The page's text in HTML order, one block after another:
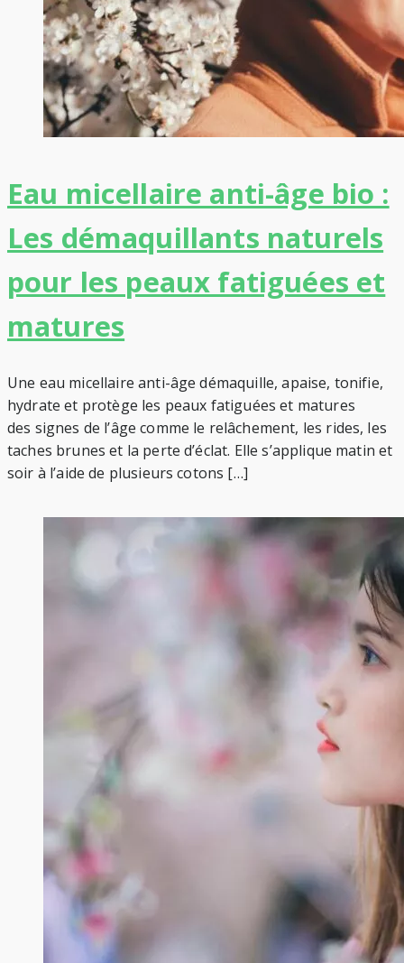
Eau micellaire anti-âge bio :
Les démaquillants naturels
pour les peaux fatiguées et
matures
Une eau micellaire anti-âge démaquille, apaise, tonifie,
hydrate et protège les peaux fatiguées et matures
des signes de l’âge comme le relâchement, les rides, les
taches brunes et la perte d’éclat. Elle s’applique matin et
soir à l’aide de plusieurs cotons […]